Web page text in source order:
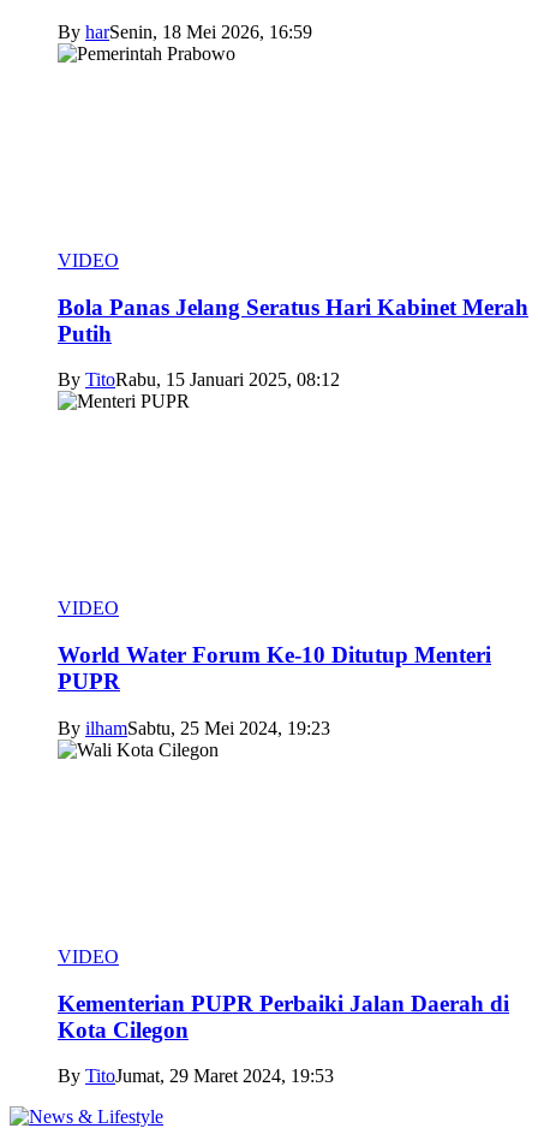
By harSenin, 18 Mei 2026, 16:59
VIDEO
Bola Panas Jelang Seratus Hari Kabinet Merah
Putih
By TitoRabu, 15 Januari 2025, 08:12
VIDEO
World Water Forum Ke-10 Ditutup Menteri
PUPR
By ilhamSabtu, 25 Mei 2024, 19:23
VIDEO
Kementerian PUPR Perbaiki Jalan Daerah di
Kota Cilegon
By TitoJumat, 29 Maret 2024, 19:53